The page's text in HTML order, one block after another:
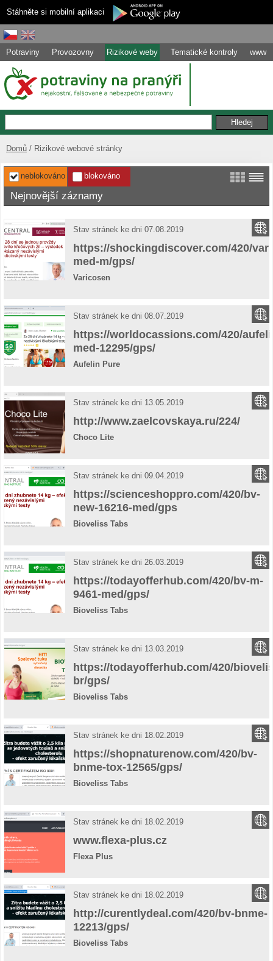
Stáhněte si mobilní aplikaci
Potraviny Provozovny Rizikové weby Tematické kontroly www
Domů Rizikové webové stránky
neblokováno blokováno
Nejnovější záznamy
Stav stránek ke dni 07.08.2019
https://shockingdiscover.com/420/
med-m/gps/
Varicosen
Stav stránek ke dni 08.07.2019
https://worldocassions.com/420/
med-12295/gps/
Aufelin Pure
Stav stránek ke dni 13.05.2019
http://www.zaelcovskaya.ru/224/
Choco Lite
Stav stránek ke dni 09.04.2019
https://scienceshoppro.com/420/bv-
new-16216-med/gps
Bioveliss Tabs
Stav stránek ke dni 26.03.2019
https://todayofferhub.com/420/bv-m-
9461-med/gps/
Bioveliss Tabs
Stav stránek ke dni 13.03.2019
https://todayofferhub.com/420/
br/gps/
Bioveliss Tabs
Stav stránek ke dni 18.02.2019
https://shopnaturenow.com/420/bv-
bnme-tox-12565/gps/
Bioveliss Tabs
Stav stránek ke dni 18.02.2019
www.flexa-plus.cz
Flexa Plus
Stav stránek ke dni 18.02.2019
http://curentlydeal.com/420/bv-bnme-
12213/gps/
Bioveliss Tabs